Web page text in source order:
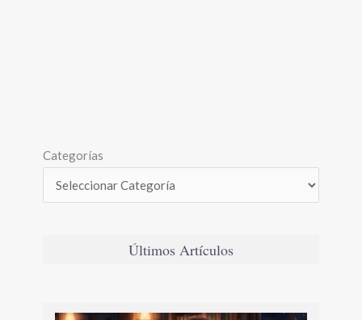
Categorías
Últimos Artículos